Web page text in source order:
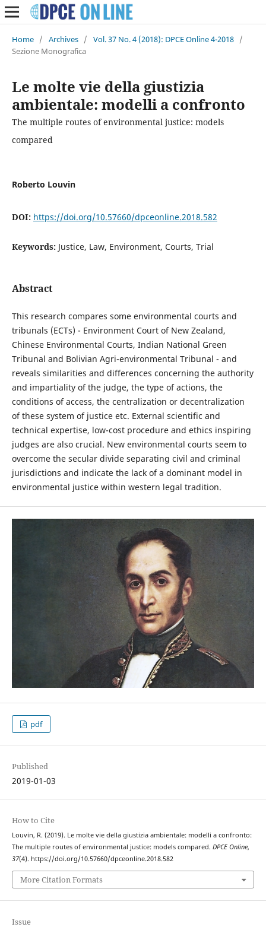
Home / Archives / Vol. 37 No. 4 (2018): DPCE Online 4-2018 /
Sezione Monografica
Le molte vie della giustizia
ambientale: modelli a confronto
The multiple routes of environmental justice: models
compared
Roberto Louvin
DOI: https://doi.org/10.57660/dpceonline.2018.582
Keywords: Justice, Law, Environment, Courts, Trial
Abstract
This research compares some environmental courts and
tribunals (ECTs) - Environment Court of New Zealand,
Chinese Environmental Courts, Indian National Green
Tribunal and Bolivian Agri-environmental Tribunal - and
reveals similarities and differences concerning the authority
and impartiality of the judge, the type of actions, the
conditions of access, the centralization or decentralization
of these system of justice etc. External scientific and
technical expertise, low-cost procedure and ethics inspiring
judges are also crucial. New environmental courts seem to
overcome the secular divide separating civil and criminal
jurisdictions and indicate the lack of a dominant model in
environmental justice within western legal tradition.
pdf
Published
2019-01-03
How to Cite
Louvin, R. (2019). Le molte vie della giustizia ambientale: modelli a confronto:
The multiple routes of environmental justice: models compared. DPCE Online,
37(4). https://doi.org/10.57660/dpceonline.2018.582
More Citation Formats
Issue